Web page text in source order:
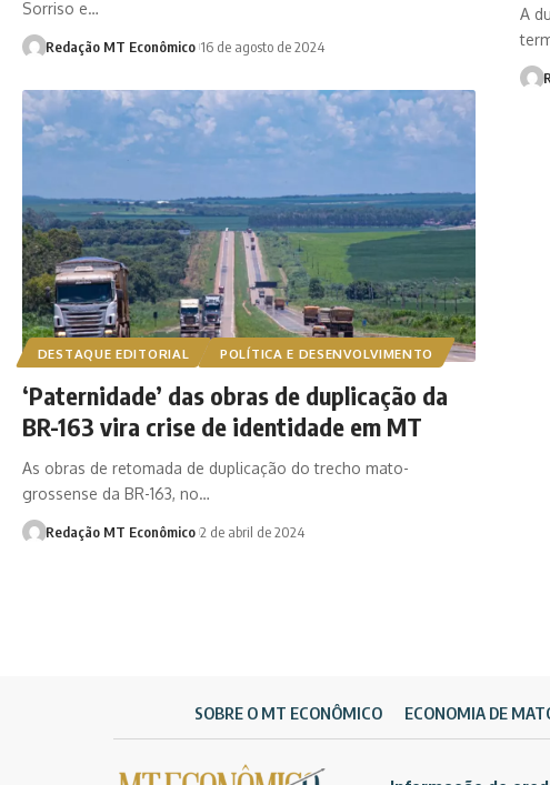
Sorriso e…
Redação MT Econômico 16 de agosto de 2024
A
DESTAQUE EDITORIAL POLÍTICA E DESENVOLVIMENTO
‘Paternidade’ das obras de duplicação da
BR-163 vira crise de identidade em MT
As obras de retomada de duplicação do trecho mato-
grossense da BR-163, no…
Redação MT Econômico 2 de abril de 2024
SOBRE O MT ECONÔMICO ECONOMIA DE